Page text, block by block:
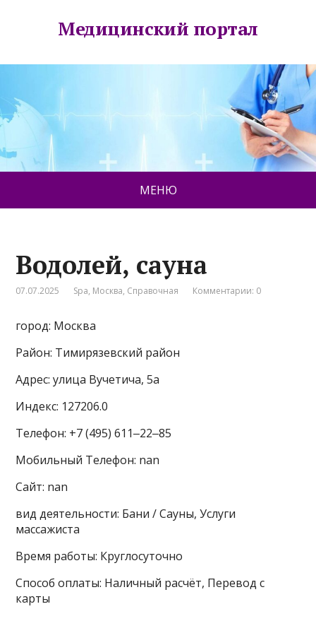
Медицинский портал
МЕНЮ
Водолей, сауна
07.07.2025 Spa, Москва, Справочная Комментарии: 0
город: Москва
Район: Тимирязевский район
Адрес: улица Вучетича, 5а
Индекс: 127206.0
Телефон: +7 (495) 611‒22‒85
Мобильный Телефон: nan
Сайт: nan
вид деятельности: Бани / Сауны, Услуги
массажиста
Время работы: Круглосуточно
Способ оплаты: Наличный расчёт, Перевод с
карты